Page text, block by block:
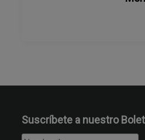
r
Suscríbete a nuestro